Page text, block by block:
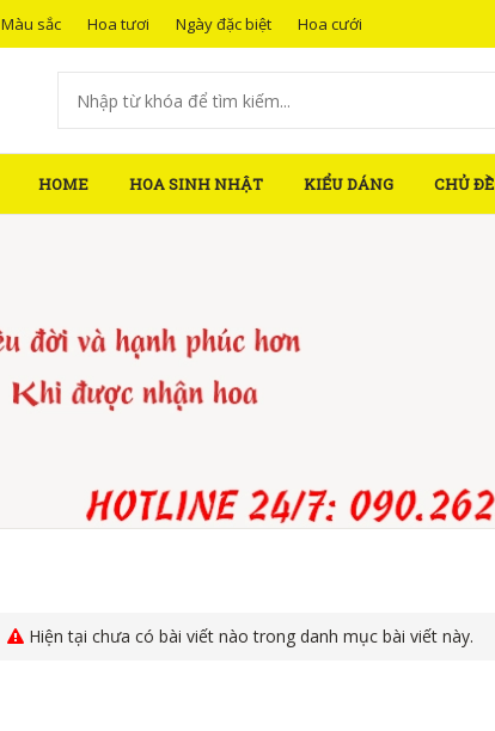
Màu sắc Hoa tươi Ngày đặc biệt Hoa cưới
HOME HOA SINH NHẬT KIỂU DÁNG CHỦ ĐỀ
Hiện tại chưa có bài viết nào trong danh mục bài viết này.